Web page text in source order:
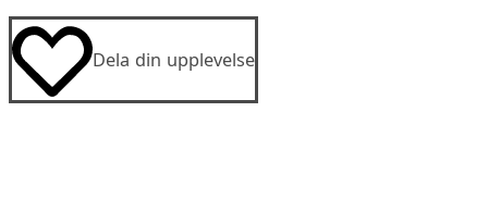
Dela din upplevelse